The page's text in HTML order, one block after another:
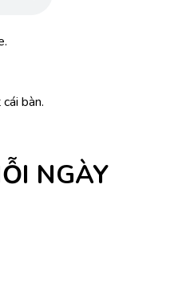
bàn.
NGÀY